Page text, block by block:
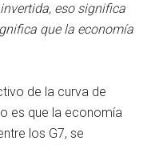
eso significa
que la economía
de la curva de
es que la economía
los G7, se